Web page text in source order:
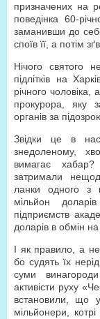
призначених на
поведінка 60-
заманивши до
споїв її, а потім
Нічого святого
підлітків на
річного чоловіка,
прокурора, яку
органів за
Звідки це в
знедоленому,
вимагає
затримали
ланки одного з
мільйон
підприємств
доларів в обмін
І як правило, а не
бо судять їх
суми
активісти руху
встановили, що
мільйонери,